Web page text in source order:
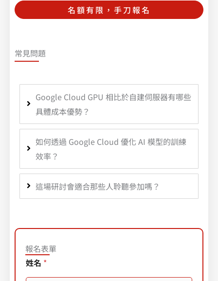
名額有限，手刀報名
常見問題
Google Cloud GPU 相比於自建伺服器有哪些
具體成本優勢？
如何透過 Google Cloud 優化 AI 模型的訓練
效率？
這場研討會適合那些人聆聽參加嗎？
報名表單
姓名 *